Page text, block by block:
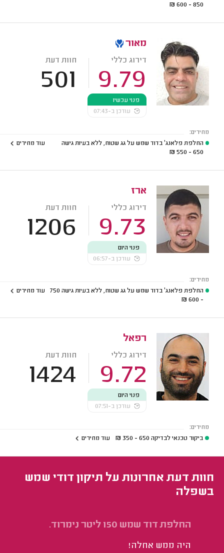
850 - 600
₪
מאור
דירוג כללי
9.79
חוות דעת
501
פנוי עכשיו
עודכן ב-07:43
מחירים:
החלפת פלאנג' בדוד שמש על גג שטוח, ללא בעיות גישה
650 - 550
₪
עוד מחירים
ארז
דירוג כללי
9.73
חוות דעת
1206
פנוי היום
עודכן ב-06:57
מחירים:
החלפת פלאנג' בדוד שמש על גג שטוח, ללא בעיות גישה 750
- 600
₪
עוד מחירים
רפאל
דירוג כללי
9.72
חוות דעת
1424
פנוי היום
עודכן ב-07:51
מחירים:
ביקור טכנאי לבדיקה 650 - 350
₪ עוד מחירים
חוות דעת אחרונות על תיקון דודי שמש
בשפלה
החלפת דוד שמש 150 ליטר נימרוד.
היה ממש אחלה!